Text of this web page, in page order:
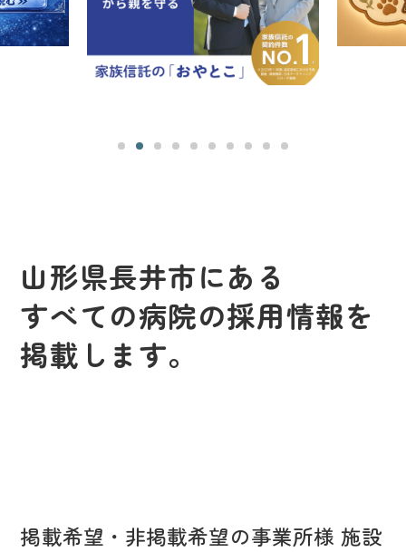
山形県長井市にある
すべての病院の採用情報を
掲載します。
掲載希望・非掲載希望の事業所様 施設